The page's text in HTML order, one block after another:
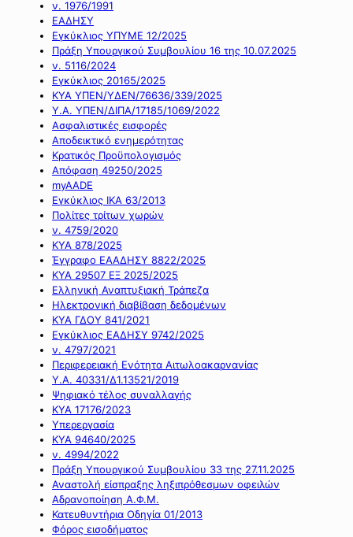
ν. 1976/1991
ΕΑΔΗΣΥ
Εγκύκλιος ΥΠΥΜΕ 12/2025
Πράξη Υπουργικού Συμβουλίου 16 της 10.07.2025
ν. 5116/2024
Εγκύκλιος 20165/2025
ΚΥΑ ΥΠΕΝ/ΥΔΕΝ/76636/339/2025
Υ.Α. ΥΠΕΝ/ΔΙΠΑ/17185/1069/2022
Ασφαλιστικές εισφορές
Αποδεικτικό ενημερότητας
Κρατικός Προϋπολογισμός
Απόφαση 49250/2025
myAADE
Εγκύκλιος ΙΚΑ 63/2013
Πολίτες τρίτων χωρών
ν. 4759/2020
ΚΥΑ 878/2025
Έγγραφο ΕΑΑΔΗΣΥ 8822/2025
ΚΥΑ 29507 ΕΞ 2025/2025
Ελληνική Αναπτυξιακή Τράπεζα
Ηλεκτρονική διαβίβαση δεδομένων
ΚΥΑ ΓΔΟΥ 841/2021
Εγκύκλιος ΕΑΔΗΣΥ 9742/2025
ν. 4797/2021
Περιφερειακή Ενότητα Αιτωλοακαρνανίας
Υ.Α. 40331/Δ1.13521/2019
Ψηφιακό τέλος συναλλαγής
ΚΥΑ 17176/2023
Υπερεργασία
ΚΥΑ 94640/2025
ν. 4994/2022
Πράξη Υπουργικού Συμβουλίου 33 της 27.11.2025
Αναστολή είσπραξης ληξιπρόθεσμων οφειλών
Αδρανοποίηση Α.Φ.Μ.
Κατευθυντήρια Οδηγία 01/2013
Φόρος εισοδήματος